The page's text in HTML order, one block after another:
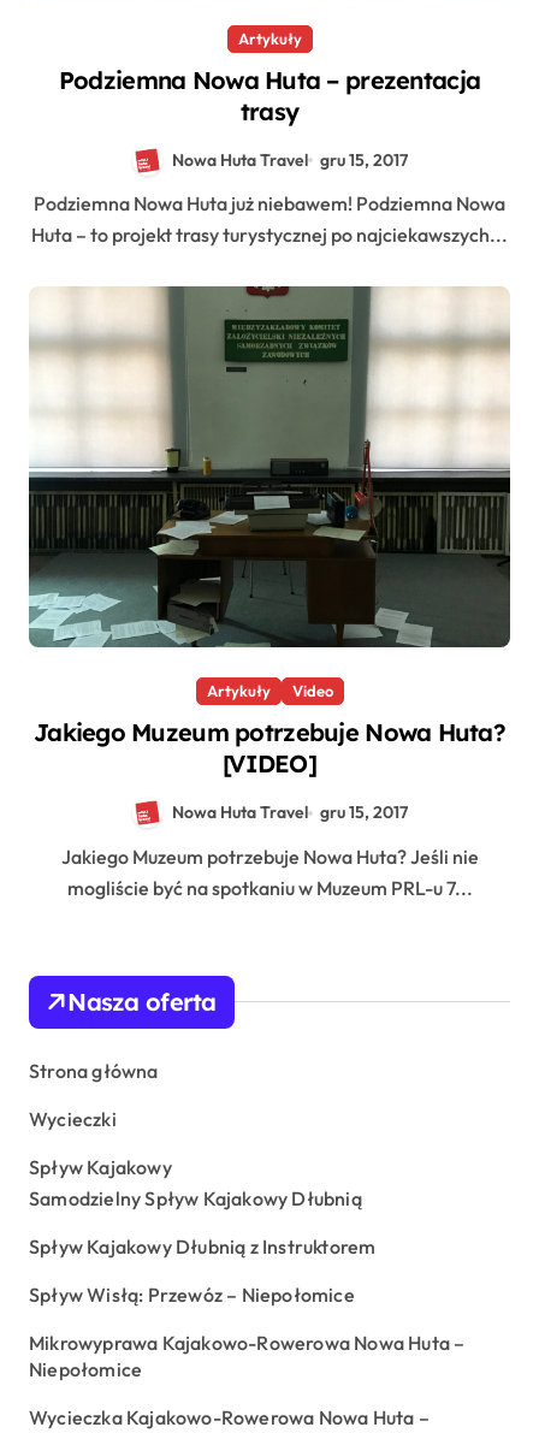
Artykuły
Podziemna Nowa Huta – prezentacja
trasy
Nowa Huta Travel gru 15, 2017
Podziemna Nowa Huta już niebawem! Podziemna Nowa
Huta – to projekt trasy turystycznej po najciekawszych...
Artykuły Video
Jakiego Muzeum potrzebuje Nowa Huta?
[VIDEO]
Nowa Huta Travel gru 15, 2017
Jakiego Muzeum potrzebuje Nowa Huta? Jeśli nie
mogliście być na spotkaniu w Muzeum PRL-u 7...
Nasza oferta
Strona główna
Wycieczki
Spływ Kajakowy
Samodzielny Spływ Kajakowy Dłubnią
Spływ Kajakowy Dłubnią z Instruktorem
Spływ Wisłą: Przewóz – Niepołomice
Mikrowyprawa Kajakowo-Rowerowa Nowa Huta –
Niepołomice
Wycieczka Kajakowo-Rowerowa Nowa Huta –